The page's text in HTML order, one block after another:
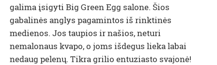
galima įsigyti Big Green Egg salone. Šios
gabalinės anglys pagamintos iš rinktinės
medienos. Jos taupios ir našios, neturi
nemalonaus kvapo, o joms išdegus lieka labai
nedaug pelenų. Tikra grilio entuziasto svajonė!